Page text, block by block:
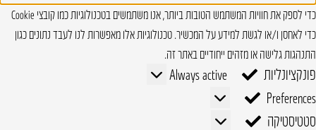
כדי לספק את חוויות המשתמש הטובות ביותר, אנו משתמשים בטכנולוגיות כמו קובצי Cookie
כדי לאחסן ו/או לגשת למידע על המכשיר. טכנולוגיות אלו מאפשרות לנו לעבד נתונים כגון
התנהגות גלישה או מזהים ייחודיים באתר זה.
פונקציונליות פונקציונליות
Always active
Preferences
Preferences
סטטיסטיקה
סטטיסטיקה